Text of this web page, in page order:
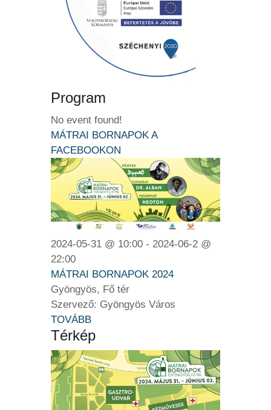
Program
No event found!
MÁTRAI BORNAPOK A
FACEBOOKON
2024-05-31 @ 10:00 - 2024-06-2 @
22:00
MÁTRAI BORNAPOK 2024
Gyöngyös, Fő tér
Szervező: Gyöngyös Város
TOVÁBB
Térkép